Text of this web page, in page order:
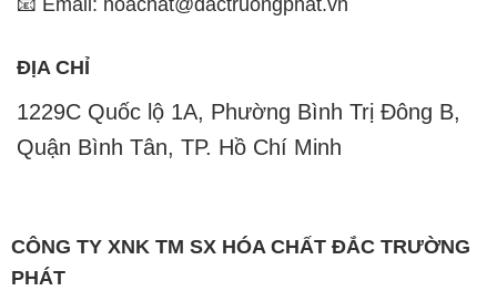
ĐỊA CHỈ
1229C Quốc lộ 1A, Phường Bình Trị Đông B,
Quận Bình Tân, TP. Hồ Chí Minh
CÔNG TY XNK TM SX HÓA CHẤT ĐẮC TRƯỜNG
PHÁT